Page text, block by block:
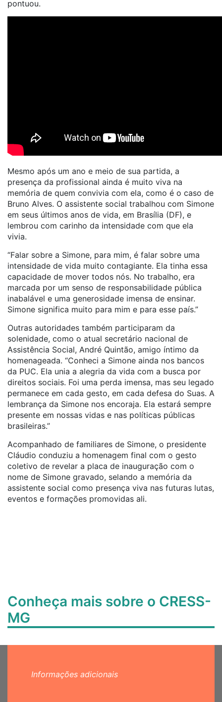
pontuou.
Mesmo após um ano e meio de sua partida, a
presença da profissional ainda é muito viva na
memória de quem convivia com ela, como é o caso de
Bruno Alves. O assistente social trabalhou com Simone
em seus últimos anos de vida, em Brasília (DF), e
lembrou com carinho da intensidade com que ela
vivia.
“Falar sobre a Simone, para mim, é falar sobre uma
intensidade de vida muito contagiante. Ela tinha essa
capacidade de mover todos nós. No trabalho, era
marcada por um senso de responsabilidade pública
inabalável e uma generosidade imensa de ensinar.
Simone significa muito para mim e para esse país.”
Outras autoridades também participaram da
solenidade, como o atual secretário nacional de
Assistência Social, André Quintão, amigo íntimo da
homenageada. “Conheci a Simone ainda nos bancos
da PUC. Ela unia a alegria da vida com a busca por
direitos sociais. Foi uma perda imensa, mas seu legado
permanece em cada gesto, em cada defesa do Suas. A
lembrança da Simone nos encoraja. Ela estará sempre
presente em nossas vidas e nas políticas públicas
brasileiras.”
Acompanhado de familiares de Simone, o presidente
Cláudio conduziu a homenagem final com o gesto
coletivo de revelar a placa de inauguração com o
nome de Simone gravado, selando a memória da
assistente social como presença viva nas futuras lutas,
eventos e formações promovidas ali.
Conheça mais sobre o CRESS-
MG
Informações adicionais